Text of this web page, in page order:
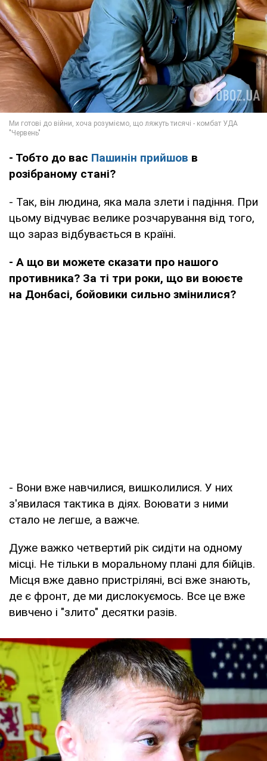
- Тобто до вас Пашинін прийшов в
розібраному стані?
- Так, він людина, яка мала злети і падіння. При
цьому відчуває велике розчарування від того,
що зараз відбувається в країні.
- А що ви можете сказати про нашого
противника? За ті три роки, що ви воюєте
на Донбасі, бойовики сильно змінилися?
- Вони вже навчилися, вишколилися. У них
з'явилася тактика в діях. Воювати з ними
стало не легше, а важче.
Дуже важко четвертий рік сидіти на одному
місці. Не тільки в моральному плані для бійців.
Місця вже давно пристріляні, всі вже знають,
де є фронт, де ми дислокуємось. Все це вже
вивчено і "злито" десятки разів.